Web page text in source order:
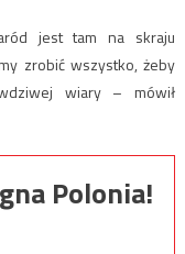
jest tam na skraju
zrobić wszystko, żeby
wiary – mówił
Polonia!